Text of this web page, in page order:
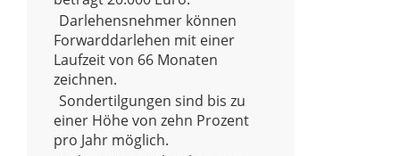
Darlehensnehmer können
Forwarddarlehen mit einer
Laufzeit von 66 Monaten
zeichnen.
Sondertilgungen sind bis zu
einer Höhe von zehn Prozent
pro Jahr möglich.